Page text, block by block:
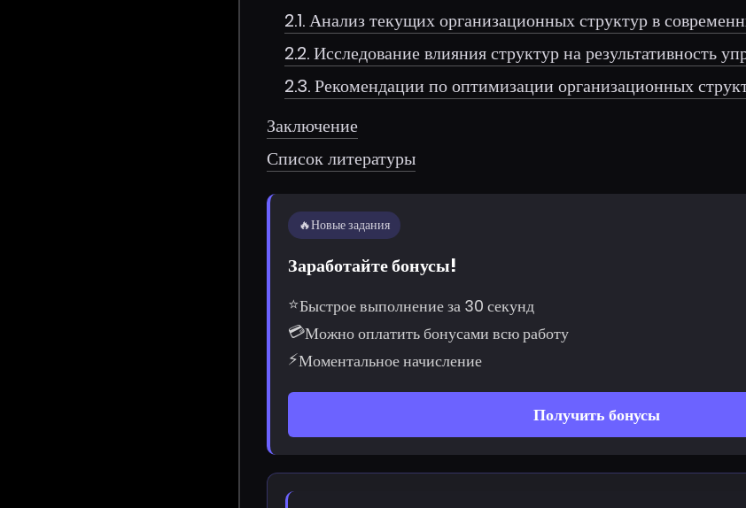
2.1. Анализ текущих организационных структур в
2.2. Исследование влияния структур на результативность
2.3. Рекомендации по оптимизации организационных
Заключение
Список литературы
🔥Новые задания
Заработайте бонусы!
⭐Быстрое выполнение за 30 секунд
💳Можно оплатить бонусами всю работу
⚡Моментальное начисление
Получить бонусы